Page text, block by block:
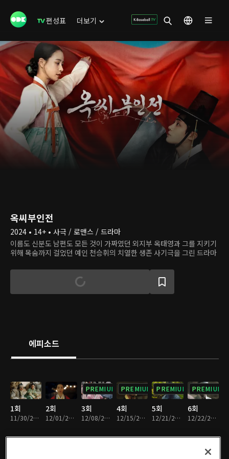
편성표 더보기
옥씨부인전
2024 • 14+ • 사극 / 로맨스 / 드라마
이름도 신분도 남편도 모든 것이 가짜였던 외지부 옥태영과 그를 지키기
위해 목숨까지 걸었던 예인 천승휘의 치열한 생존 사기극을 그린 드라마
에피소드
1회
11/30/2024 • 1시간 24분
2회
12/01/2024 • 1시간 23분
PREMIUM
3회
12/08/2024 • 1시간 20분
PREMIUM
4회
12/15/2024 • 1시간 25분
PREMIUM
5회
12/21/2024 • 1시간 14분
PREMIUM
6회
12/22/2024 • 1시간 15분